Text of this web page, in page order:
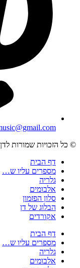
© כל הזכויות שמורות לדן
דף הבית
מספרים עליו ש…
גלריה
אלבומים
סלון הפזמון
הבלוג של דן
אקורדים
דף הבית
מספרים עליו ש…
גלריה
אלבומים